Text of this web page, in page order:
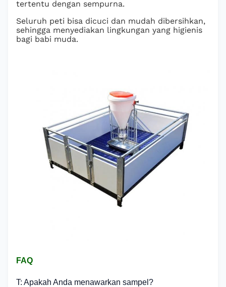
tertentu dengan sempurna.
Seluruh peti bisa dicuci dan mudah dibersihkan,
sehingga menyediakan lingkungan yang higienis
bagi babi muda.
FAQ
T: Apakah Anda menawarkan sampel?